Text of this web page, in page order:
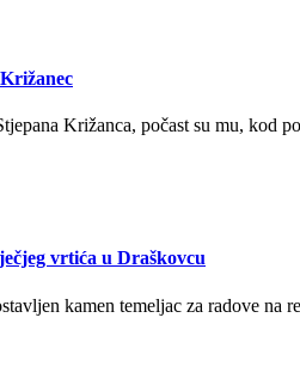
Križanca, počast su mu,
vrtića u Draškovcu
kamen temeljac za radove